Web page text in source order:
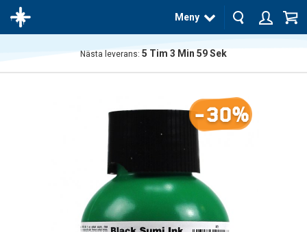
Meny
Nästa leverans: 5 Tim 3 Min 58Sek
-30%